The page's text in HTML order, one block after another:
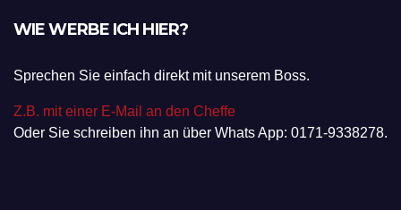
WIE WERBE ICH HIER?
Sprechen Sie einfach direkt mit unserem Boss.
Z.B. mit einer E-Mail an den Cheffe
Oder Sie schreiben ihn an über Whats App: 0171-9338278.